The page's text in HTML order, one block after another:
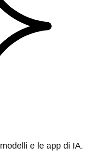
e le app di IA.